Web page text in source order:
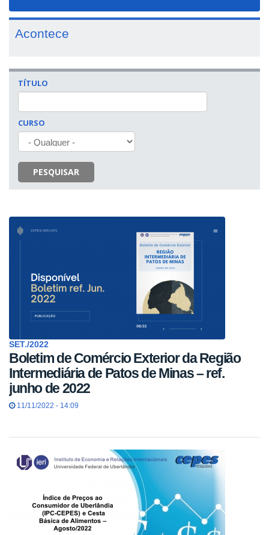
Acontece
TÍTULO
CURSO
PESQUISAR
SET./2022
Boletim de Comércio Exterior da Região
Intermediária de Patos de Minas – ref.
junho de 2022
11/11/2022 - 14:09